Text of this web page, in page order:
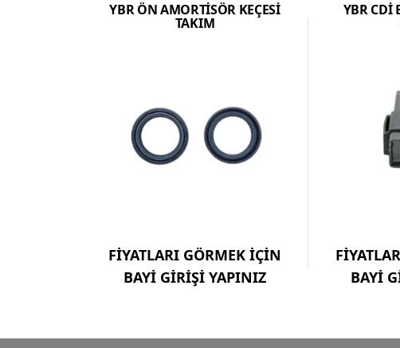
YBR ÖN AMORTİSÖR KEÇESİ
TAKIM
FİYATLARI GÖRMEK İÇİN
BAYİ GİRİŞİ YAPINIZ
YBR CDİ
BAYİ